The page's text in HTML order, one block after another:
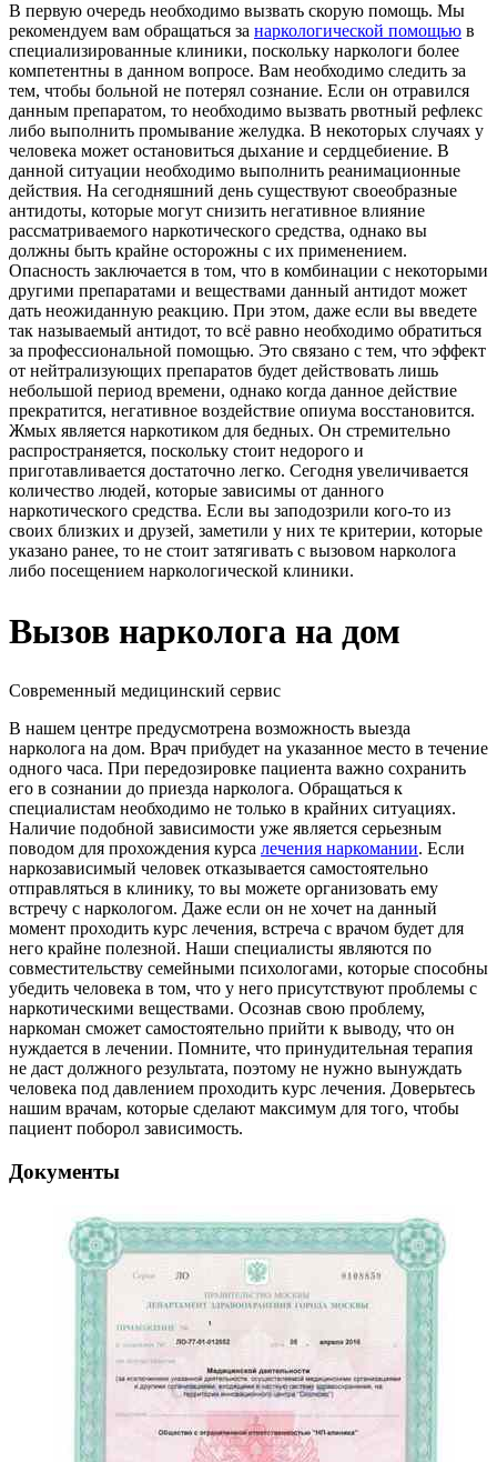
В первую очередь необходимо вызвать скорую помощь. Мы
рекомендуем вам обращаться за наркологической помощью в
специализированные клиники, поскольку наркологи более
компетентны в данном вопросе. Вам необходимо следить за
тем, чтобы больной не потерял сознание. Если он отравился
данным препаратом, то необходимо вызвать рвотный рефлекс
либо выполнить промывание желудка. В некоторых случаях у
человека может остановиться дыхание и сердцебиение. В
данной ситуации необходимо выполнить реанимационные
действия. На сегодняшний день существуют своеобразные
антидоты, которые могут снизить негативное влияние
рассматриваемого наркотического средства, однако вы
должны быть крайне осторожны с их применением.
Опасность заключается в том, что в комбинации с некоторыми
другими препаратами и веществами данный антидот может
дать неожиданную реакцию. При этом, даже если вы введете
так называемый антидот, то всё равно необходимо обратиться
за профессиональной помощью. Это связано с тем, что эффект
от нейтрализующих препаратов будет действовать лишь
небольшой период времени, однако когда данное действие
прекратится, негативное воздействие опиума восстановится.
Жмых является наркотиком для бедных. Он стремительно
распространяется, поскольку стоит недорого и
приготавливается достаточно легко. Сегодня увеличивается
количество людей, которые зависимы от данного
наркотического средства. Если вы заподозрили кого-то из
своих близких и друзей, заметили у них те критерии, которые
указано ранее, то не стоит затягивать с вызовом нарколога
либо посещением наркологической клиники.
Вызов нарколога на дом
Современный медицинский сервис
В нашем центре предусмотрена возможность выезда
нарколога на дом. Врач прибудет на указанное место в течение
одного часа. При передозировке пациента важно сохранить
его в сознании до приезда нарколога. Обращаться к
специалистам необходимо не только в крайних ситуациях.
Наличие подобной зависимости уже является серьезным
поводом для прохождения курса лечения наркомании. Если
наркозависимый человек отказывается самостоятельно
отправляться в клинику, то вы можете организовать ему
встречу с наркологом. Даже если он не хочет на данный
момент проходить курс лечения, встреча с врачом будет для
него крайне полезной. Наши специалисты являются по
совместительству семейными психологами, которые способны
убедить человека в том, что у него присутствуют проблемы с
наркотическими веществами. Осознав свою проблему,
наркоман сможет самостоятельно прийти к выводу, что он
нуждается в лечении. Помните, что принудительная терапия
не даст должного результата, поэтому не нужно вынуждать
человека под давлением проходить курс лечения. Доверьтесь
нашим врачам, которые сделают максимум для того, чтобы
пациент поборол зависимость.
Документы